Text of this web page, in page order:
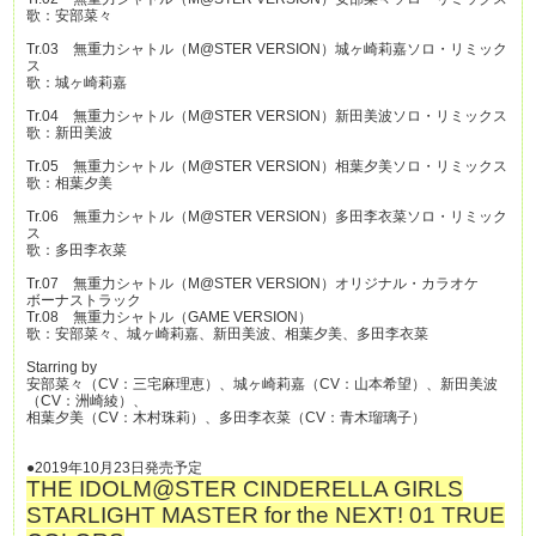
歌：安部菜々
Tr.03 無重力シャトル（M@STER VERSION）城ヶ崎莉嘉ソロ・リミック
ス
歌：城ヶ崎莉嘉
Tr.04 無重力シャトル（M@STER VERSION）新田美波ソロ・リミックス
歌：新田美波
Tr.05 無重力シャトル（M@STER VERSION）相葉夕美ソロ・リミックス
歌：相葉夕美
Tr.06 無重力シャトル（M@STER VERSION）多田李衣菜ソロ・リミック
ス
歌：多田李衣菜
Tr.07 無重力シャトル（M@STER VERSION）オリジナル・カラオケ
ボーナストラック
Tr.08 無重力シャトル（GAME VERSION）
歌：安部菜々、城ヶ崎莉嘉、新田美波、相葉夕美、多田李衣菜
Starring by
安部菜々（CV：三宅麻理恵）、城ヶ崎莉嘉（CV：山本希望）、新田美波
（CV：洲崎綾）、
相葉夕美（CV：木村珠莉）、多田李衣菜（CV：青木瑠璃子）
●2019年10月23日発売予定
THE IDOLM@STER CINDERELLA GIRLS
STARLIGHT MASTER for the NEXT! 01 TRUE